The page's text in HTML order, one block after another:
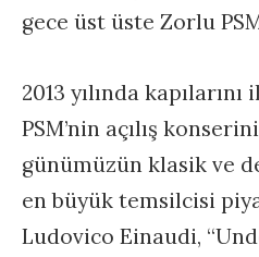
gece üst üste Zorlu
2013 yılında
PSM’nin açılış
günümüzün klasik ve
en büyük temsilcisi
Ludovico Einaudi,